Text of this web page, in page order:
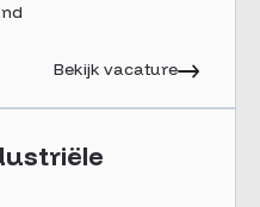
Bekijk vacature